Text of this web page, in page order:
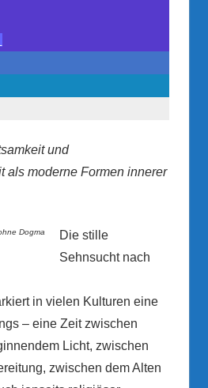
und
als moderne Formen innerer
Die stille
Sehnsucht nach
in vielen Kulturen eine
– eine Zeit zwischen
Licht, zwischen
zwischen dem Alten